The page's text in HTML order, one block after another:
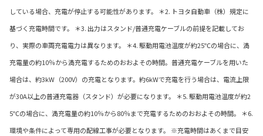
している場合、充電が停止する可能性があります。 ＊2. トヨタ自動車（株）規定に
基づく充電時間です。 ＊3. 出力はスタンド/普通充電ケーブルの前提を記載してお
り、実際の車両充電電力は異なります。 ＊4. 駆動用電池温度が約25℃の場合に、満
充電量の約10％から満充電するためのおおよその時間。普通充電ケーブルを用いた
場合は、約3kW（200V）の充電となります。約6kWで充電を行う場合は、電流上限
が30A以上の普通充電器（スタンド）が必要になります。 ＊5. 駆動用電池温度が約2
5℃の場合に、満充電量の約10％から80％まで充電するためのおおよその時間。 ＊6.
環境や条件によって専用の配線工事が必要となります。 ※充電時間はあくまで目安